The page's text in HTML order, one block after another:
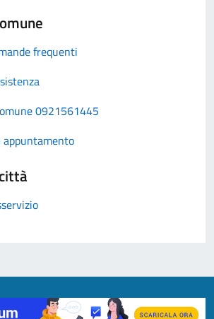
frequenti
0921561445
appuntamento